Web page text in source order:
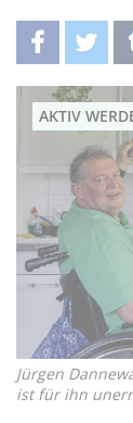
teilentwittern
AKTIV
Jürgen
ist für ihn